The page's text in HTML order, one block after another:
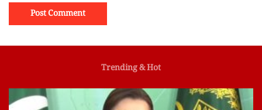
Trending & Hot